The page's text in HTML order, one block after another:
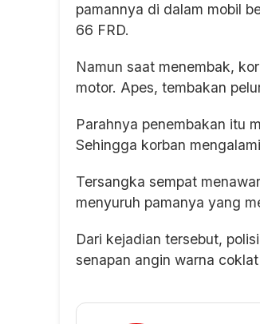
pamannya di dalam mobil
66 FRD.
Namun saat menembak,
motor. Apes, tembakan
Parahnya penembakan itu
Sehingga korban
Tersangka sempat
menyuruh pamanya yang
Dari kejadian tersebut,
senapan angin warna